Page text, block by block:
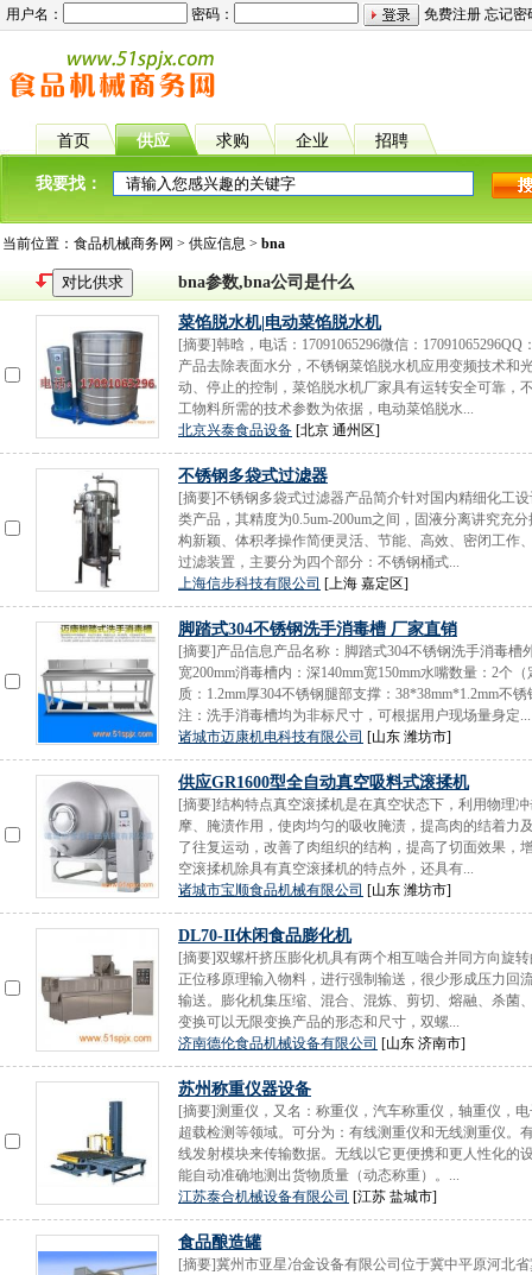
用户名： 密码： 免费注册 忘记密
首页 供应 求购 企业 招聘
我要找：
当前位置： 食品机械商务网 > 供应信息 > bna
bna参数,bna公司是什么
菜馅脱水机|电动菜馅脱水机
[摘要]韩晗，电话：17091065296微信：
产品去除表面水分，不锈钢菜馅脱水机应用变频技术和
动、停止的控制，菜馅脱水机厂家具有运转安全可靠，
工物料所需的技术参数为依据，电动菜馅脱水...
北京兴泰食品设备 [北京 通州区]
不锈钢多袋式过滤器
[摘要]不锈钢多袋式过滤器产品简介针对国内精细化工
类产品，其精度为0.5um-200um之间，固液分离讲究充
构新颖、体积孝操作简便灵活、节能、高效、密闭工作
过滤装置，主要分为四个部分：不锈钢桶式...
上海信步科技有限公司 [上海 嘉定区]
脚踏式304不锈钢洗手消毒槽 厂家直销
[摘要]产品信息产品名称：脚踏式304不锈钢洗手消毒槽
宽200mm消毒槽内：深140mm宽150mm水嘴数量：2
质：1.2mm厚304不锈钢腿部支撑：38*38mm*1.2mm不
注：洗手消毒槽均为非标尺寸，可根据用户现场量身定...
诸城市迈康机电科技有限公司 [山东 潍坊市]
供应GR1600型全自动真空吸料式滚揉机
[摘要]结构特点真空滚揉机是在真空状态下，利用物理
摩、腌渍作用，使肉均匀的吸收腌渍，提高肉的结着力
了往复运动，改善了肉组织的结构，提高了切面效果，
空滚揉机除具有真空滚揉机的特点外，还具有...
诸城市宝顺食品机械有限公司 [山东 潍坊市]
DL70-II休闲食品膨化机
[摘要]双螺杆挤压膨化机具有两个相互啮合并同方向旋
正位移原理输入物料，进行强制输送，很少形成压力回
输送。膨化机集压缩、混合、混炼、剪切、熔融、杀菌
变换可以无限变换产品的形态和尺寸，双螺...
济南德伦食品机械设备有限公司 [山东 济南市]
苏州称重仪器设备
[摘要]测重仪，又名：称重仪，汽车称重仪，轴重仪，
超载检测等领域。可分为：有线测重仪和无线测重仪。
线发射模块来传输数据。无线以它更便携和更人性化的
能自动准确地测出货物质量（动态称重）。...
江苏泰合机械设备有限公司 [江苏 盐城市]
食品酿造罐
[摘要]冀州市亚星冶金设备有限公司位于冀中平原河北